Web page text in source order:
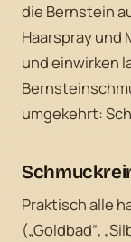
die Bernstein
Haarspray und
und einwirken
umgekehrt:
Praktisch alle
(„Goldbad“,